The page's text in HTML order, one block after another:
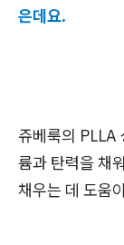
은데요.
쥬베룩의 PLLA
륨과 탄력을 채
채우는 데 도움